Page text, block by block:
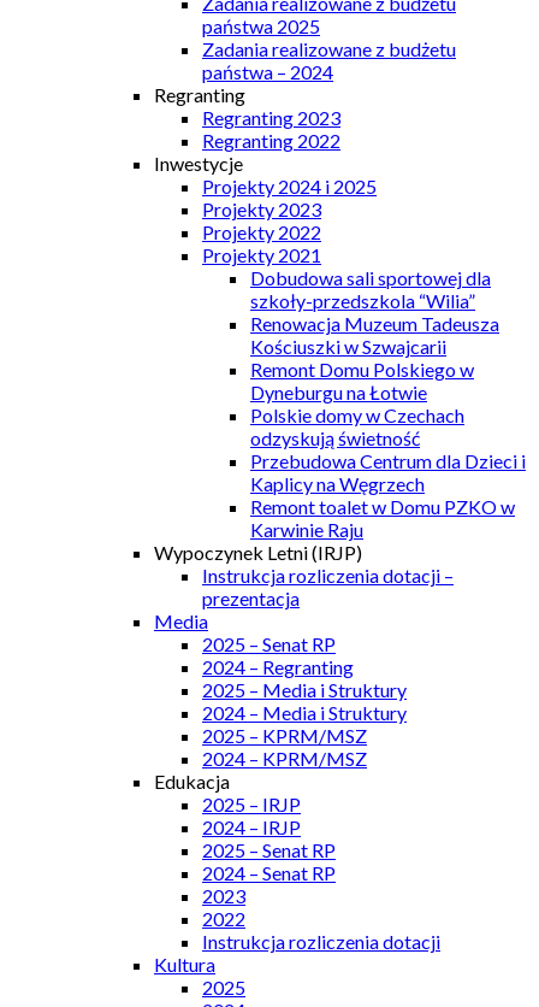
państwa 2025
Zadania realizowane z budżetu
państwa – 2024
Regranting
Regranting 2023
Regranting 2022
Inwestycje
Projekty 2024 i 2025
Projekty 2023
Projekty 2022
Projekty 2021
Dobudowa sali sportowej dla
szkoły-przedszkola “Wilia”
Renowacja Muzeum Tadeusza
Kościuszki w Szwajcarii
Remont Domu Polskiego w
Dyneburgu na Łotwie
Polskie domy w Czechach
odzyskują świetność
Przebudowa Centrum dla Dzieci i
Kaplicy na Węgrzech
Remont toalet w Domu PZKO w
Karwinie Raju
Wypoczynek Letni (IRJP)
Instrukcja rozliczenia dotacji –
prezentacja
Media
2025 – Senat RP
2024 – Regranting
2025 – Media i Struktury
2024 – Media i Struktury
2025 – KPRM/MSZ
2024 – KPRM/MSZ
Edukacja
2025 – IRJP
2024 – IRJP
2025 – Senat RP
2024 – Senat RP
2023
2022
Instrukcja rozliczenia dotacji
Kultura
2025